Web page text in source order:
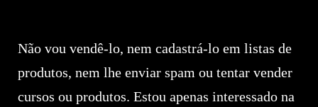
Não vou vendê-lo, nem cadastrá-lo em listas de
produtos, nem lhe enviar spam ou tentar vender
cursos ou produtos. Estou apenas interessado na